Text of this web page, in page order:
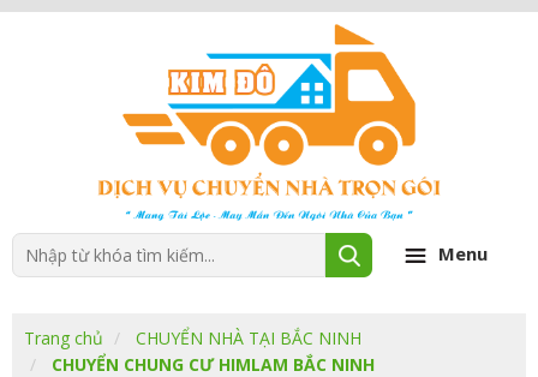
Menu
Trang chủ
CHUYỂN NHÀ TẠI BẮC NINH
CHUYỂN CHUNG CƯ HIMLAM BẮC NINH